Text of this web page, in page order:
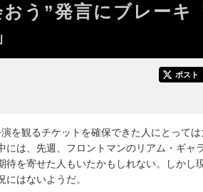
う”発言にブレーキ
ポスト
を観るチケットを確保できた人にとって
には、先週、フロントマンのリアム・ギャ
待を寄せた人もいたかもしれない。しかし
はないようだ。